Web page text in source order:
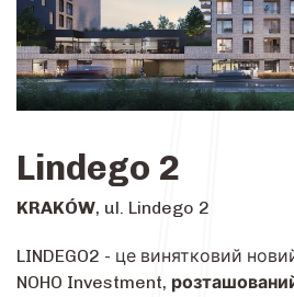
Lindego 2
KRAKÓW, ul. Lindego 2
LINDEGO2 - це винятковий
NOHO Investment,